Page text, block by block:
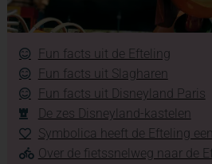
Fun facts uit de Efteling
Fun facts uit Slagharen
Fun facts uit Disneyland Paris
De zes Disneyland-kastelen
Symbolica heeft de Efteling
Over de fietssnelweg naar de